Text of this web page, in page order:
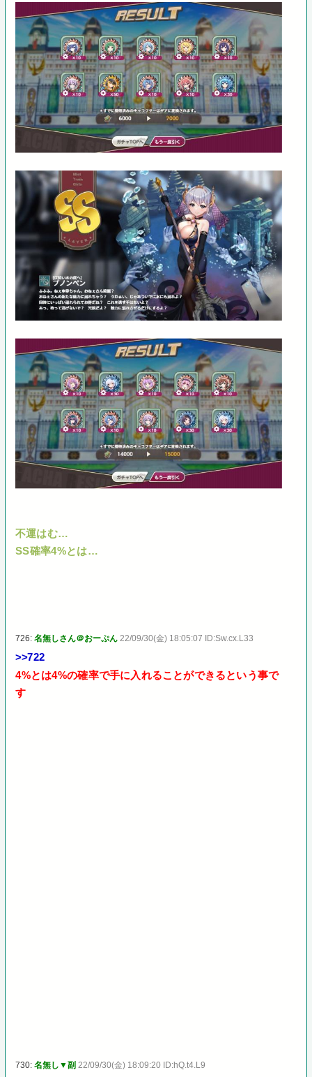
不運はむ…
SS確率4%とは…
726:名無しさん＠おーぷん 22/09/30(金) 18:05:07 ID:Sw.cx.L33
>>722
4%とは4%の確率で手に入れることができるという事で
す
730:名無し▼副 22/09/30(金) 18:09:20 ID:hQ.t4.L9